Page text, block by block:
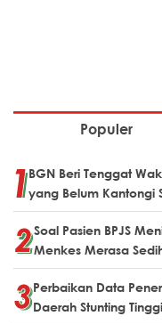
Populer
BGN Beri Tenggat
yang Belum Kantongi
Soal Pasien BPJS
Menkes Merasa
Perbaikan Data
Daerah Stunting